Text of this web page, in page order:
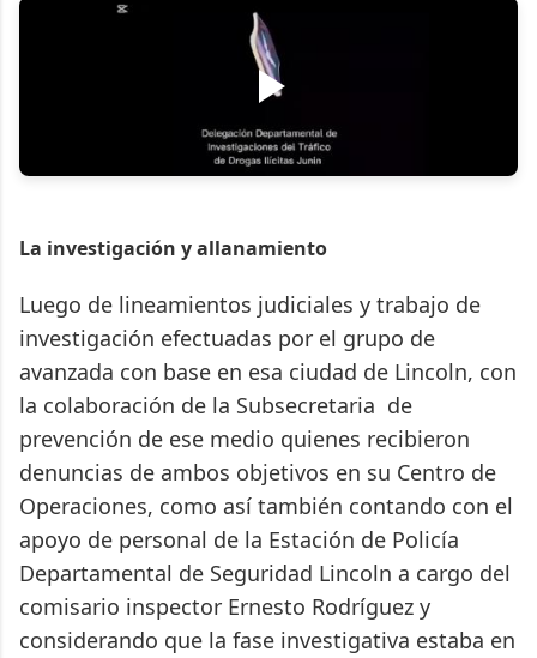
La investigación y allanamiento
Luego de lineamientos judiciales y trabajo de
investigación efectuadas por el grupo de
avanzada con base en esa ciudad de Lincoln, con
la colaboración de la Subsecretaria de
prevención de ese medio quienes recibieron
denuncias de ambos objetivos en su Centro de
Operaciones, como así también contando con el
apoyo de personal de la Estación de Policía
Departamental de Seguridad Lincoln a cargo del
comisario inspector Ernesto Rodríguez y
considerando que la fase investigativa estaba en